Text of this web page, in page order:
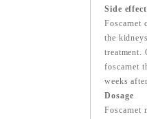
Side
Foscarnet
the
treatment.
foscarnet
weeks
Dosage
Foscarnet